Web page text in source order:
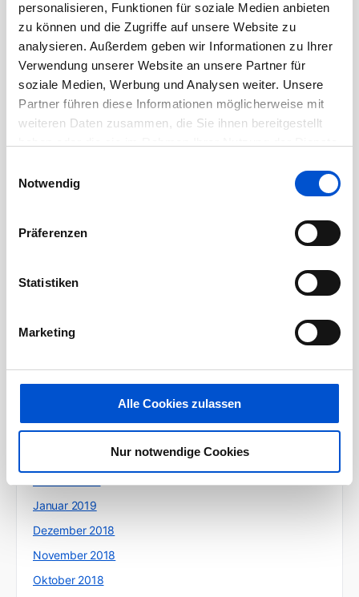
personalisieren, Funktionen für soziale Medien anbieten
zu können und die Zugriffe auf unsere Website zu
analysieren. Außerdem geben wir Informationen zu Ihrer
Verwendung unserer Website an unsere Partner für
soziale Medien, Werbung und Analysen weiter. Unsere
Partner führen diese Informationen möglicherweise mit
weiteren Daten zusammen, die Sie ihnen bereitgestellt
Notwendig
Präferenzen
Statistiken
Marketing
Alle Cookies zulassen
Nur notwendige Cookies
September 2020
August 2020
Juli 2020
Juni 2020
Mai 2020
Februar 2020
Dezember 2019
Oktober 2019
August 2019
Juni 2019
April 2019
Januar 2019
Dezember 2018
November 2018
Oktober 2018